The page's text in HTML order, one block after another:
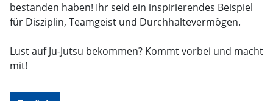
bestanden haben! Ihr seid ein inspirierendes Beispiel
für Disziplin, Teamgeist und Durchhaltevermögen.
Lust auf Ju-Jutsu bekommen? Kommt vorbei und macht
mit!